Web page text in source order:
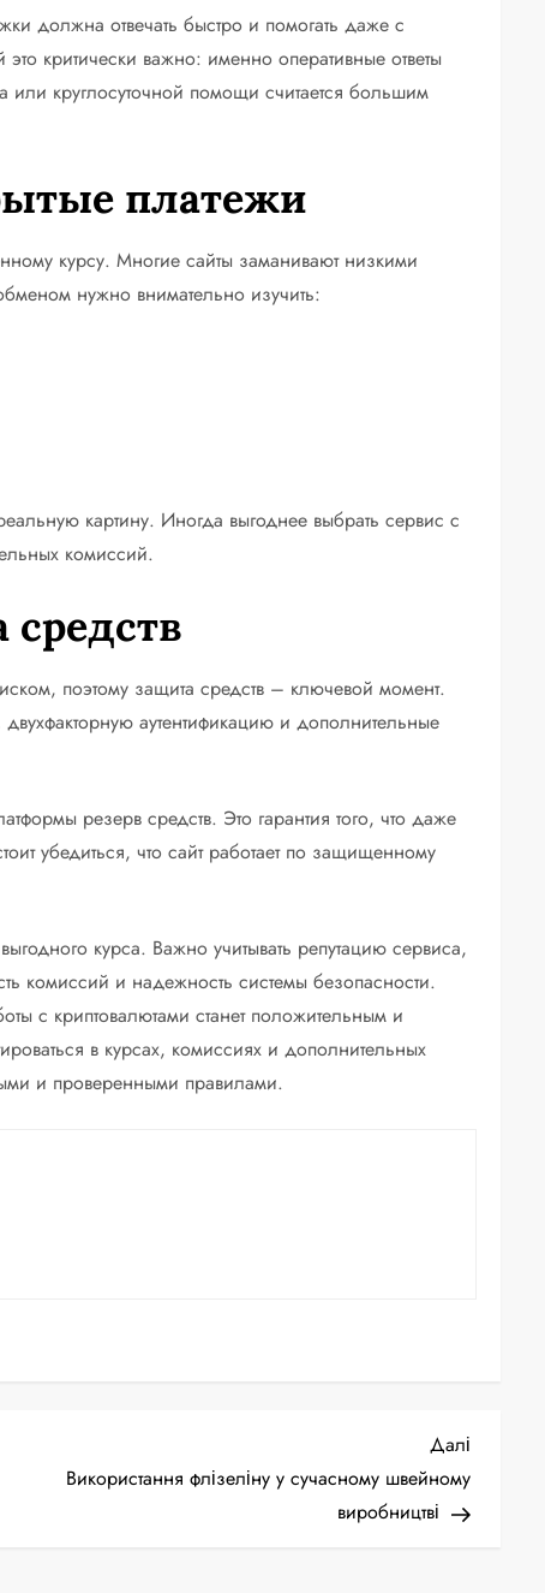
должна отвечать быстро и помогать даже с
критически важно: именно оперативные ответы
круглосуточной помощи считается большим
платежи
курсу. Многие сайты заманивают низкими
нужно внимательно изучить:
картину. Иногда выгоднее выбрать сервис с
комиссий.
средств
поэтому защита средств – ключевой момент.
аутентификацию и дополнительные
резерв средств. Это гарантия того, что даже
убедиться, что сайт работает по защищенному
курса. Важно учитывать репутацию сервиса,
комиссий и надежность системы безопасности.
с криптовалютами станет положительным и
в курсах, комиссиях и дополнительных
и проверенными правилами.
Наступний
запис
Далі
Використання флізеліну у сучасному швейному
виробництві